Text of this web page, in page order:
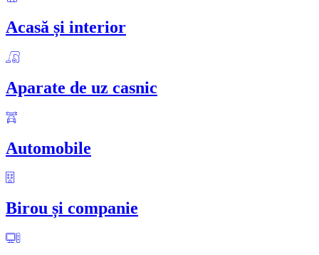
Acasă și interior
Aparate de uz casnic
Automobile
Birou și companie